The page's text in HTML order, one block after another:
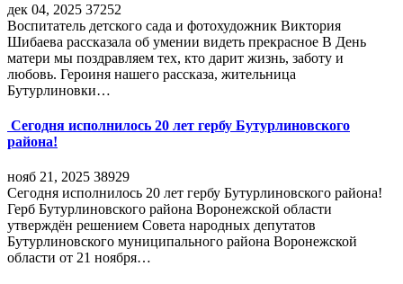
дек 04, 2025 37252
Воспитатель детского сада и фотохудожник Виктория
Шибаева рассказала об умении видеть прекрасное В День
матери мы поздравляем тех, кто дарит жизнь, заботу и
любовь. Героиня нашего рассказа, жительница
Бутурлиновки…
Сегодня исполнилось 20 лет гербу Бутурлиновского
района!
нояб 21, 2025 38929
Сегодня исполнилось 20 лет гербу Бутурлиновского района!
Герб Бутурлиновского района Воронежской области
утверждён решением Совета народных депутатов
Бутурлиновского муниципального района Воронежской
области от 21 ноября…